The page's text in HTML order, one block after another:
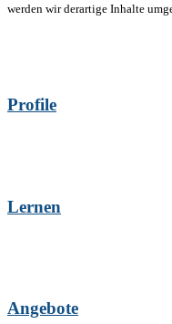
werden wir derartige Inhalte
Profile
Lernen
Angebote